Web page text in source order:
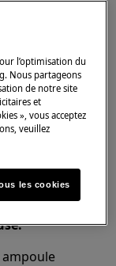
sur le four.
fonctionne
four.
l’optimisation du
Nous partageons
de notre site
et
», vous acceptez
veuillez
les cookies